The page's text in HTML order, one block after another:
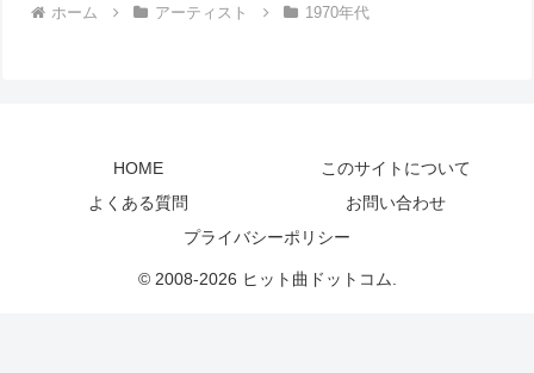
ホーム アーティスト 1970年代
HOME
このサイトについて
よくある質問
お問い合わせ
プライバシーポリシー
© 2008-2026 ヒット曲ドットコム.